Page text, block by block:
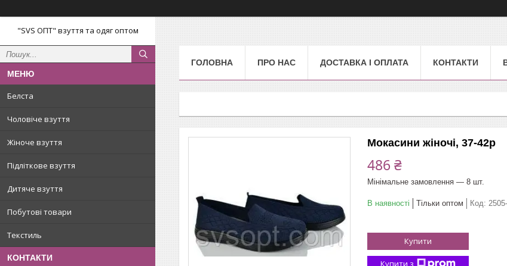
"SVS ОПТ" взуття та одяг оптом
Белста
Чоловіче взуття
Жіноче взуття
Підліткове взуття
Дитяче взуття
Побутові товари
Текстиль
КОНТАКТИ
ГОЛОВНА ПРО НАС ДОСТАВКА І ОПЛАТА КОНТАКТИ
Мокасини жіночі, 37-42р
486 ₴
Мінімальне замовлення — 8 шт.
В наявності Тільки оптом Код:
Купити
Купити з